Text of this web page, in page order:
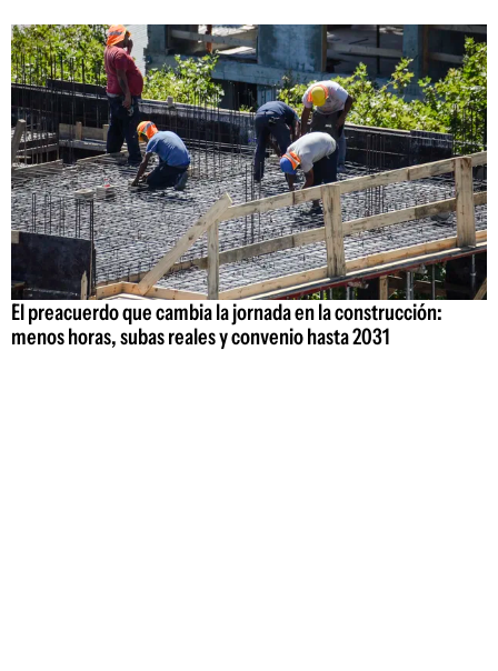
El preacuerdo que cambia la jornada en la construcción:
menos horas, subas reales y convenio hasta 2031